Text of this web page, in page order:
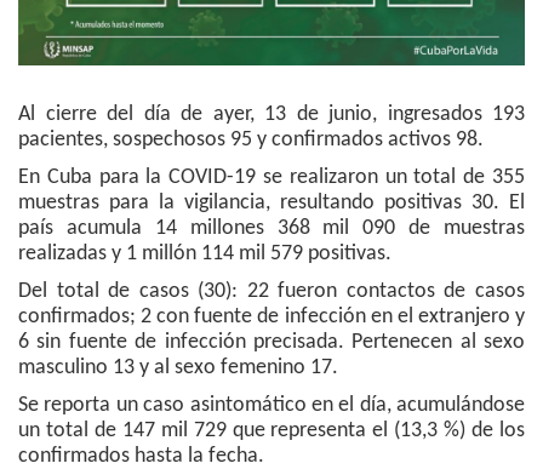
Al cierre del día de ayer, 13 de junio, ingresados 193
pacientes, sospechosos 95 y confirmados activos 98.
En Cuba para la COVID-19 se realizaron un total de 355
muestras para la vigilancia, resultando positivas 30. El
país acumula 14 millones 368 mil 090 de muestras
realizadas y 1 millón 114 mil 579 positivas.
Del total de casos (30): 22 fueron contactos de casos
confirmados; 2 con fuente de infección en el extranjero y
6 sin fuente de infección precisada. Pertenecen al sexo
masculino 13 y al sexo femenino 17.
Se reporta un caso asintomático en el día, acumulándose
un total de 147 mil 729 que representa el (13,3 %) de los
confirmados hasta la fecha.